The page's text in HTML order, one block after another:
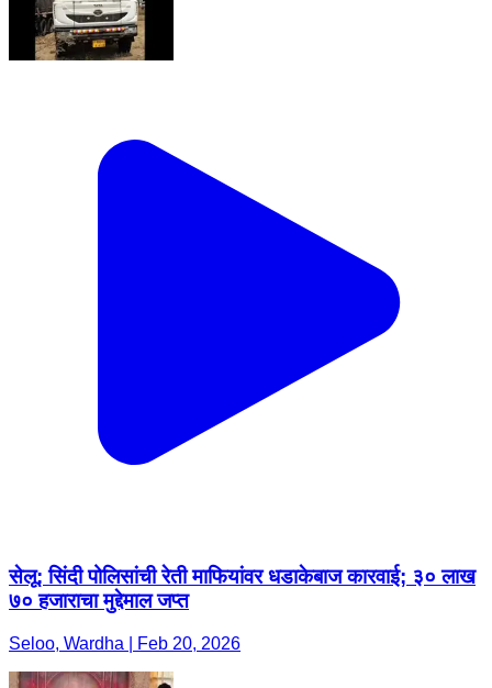
सेलू: सिंदी पोलिसांची रेती माफियांवर धडाकेबाज कारवाई; ३० लाख
७० हजाराचा मुद्देमाल जप्त
Seloo, Wardha | Feb 20, 2026